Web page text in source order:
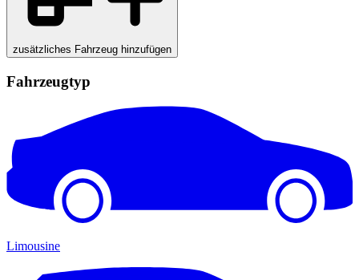
zusätzliches Fahrzeug hinzufügen
Fahrzeugtyp
Limousine